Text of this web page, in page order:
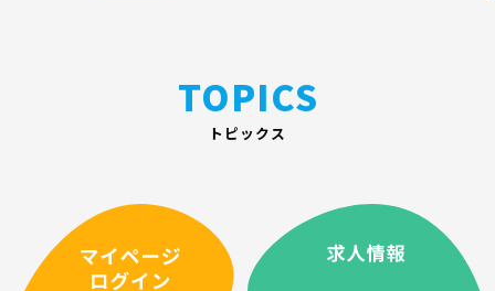
【主催：日本作業科学学会（SIG）】作業科学にまつ
わる研究法オンライン研修会
【主催：日本がんサポーティブケア学会（SIG）】高
齢がん患者に対する運動指導研修会
TOPICS
トピックス